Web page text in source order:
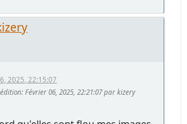
2025, 22:15:07
: Février 06, 2025, 22:21:07 par kizery